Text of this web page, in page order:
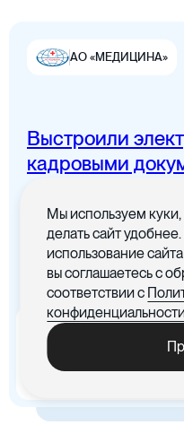
Цифровая канцелярия
Цифровые договоры
Цифровая бухгалтерия
АО «МЕДИЦИНА»
Выстроили
кадровыми
Все документы в
понятным интерфейсом
x5
Ускорились процедуры
обработки документов
Мы используем
делать сайт
использование
вы соглашаетесь с
соответствии с